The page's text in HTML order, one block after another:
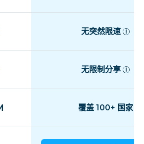
无突然限速
无限制分享
覆盖 100+ 国家